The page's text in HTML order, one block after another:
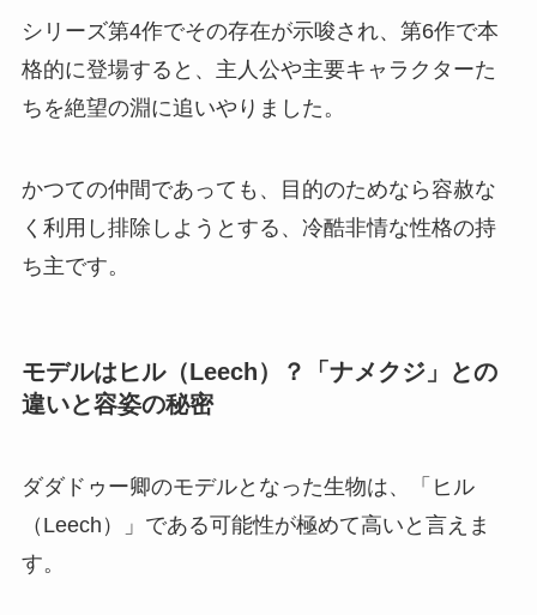
シリーズ第4作でその存在が示唆され、第6作で本
格的に登場すると、主人公や主要キャラクターた
ちを絶望の淵に追いやりました。
かつての仲間であっても、目的のためなら容赦な
く利用し排除しようとする、冷酷非情な性格の持
ち主です。
モデルはヒル（Leech）？「ナメクジ」との
違いと容姿の秘密
ダダドゥー卿のモデルとなった生物は、「ヒル
（Leech）」である可能性が極めて高いと言えま
す。